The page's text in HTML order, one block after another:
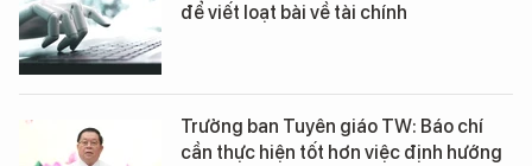
để viết loạt bài về tài chính
Trưởng ban Tuyên giáo TW: Báo chí
cần thực hiện tốt hơn việc định hướng